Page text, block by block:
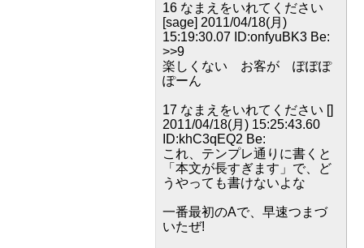
16 なまえをいれてください
[sage] 2011/04/18(月)
15:19:30.07 ID:onfyuBK3 Be:
>>9
楽しくない お客が ぽぽぽ
ぽーん
17 なまえをいれてください []
2011/04/18(月) 15:25:43.60
ID:khC3qEQ2 Be:
これ、テンプレ通りに書くと
「本文が長すぎます」で、ど
うやっても書けないよな
一番最初のAで、早速つまづ
いたぜ!